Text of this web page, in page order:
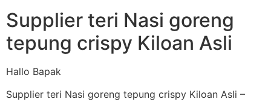
Supplier teri Nasi goreng
tepung crispy Kiloan Asli
Hallo Bapak
Supplier teri Nasi goreng tepung crispy Kiloan Asli –